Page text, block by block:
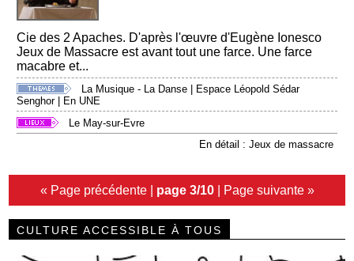
Cie des 2 Apaches. D'après l'œuvre d'Eugène Ionesco
Jeux de Massacre est avant tout une farce. Une farce
macabre et...
La Musique - La Danse
Espace Léopold Sédar
Senghor|
En UNE
Le May-sur-Evre
En détail : Jeux de massacre
« Page précédente| page 3/10| Page suivante »
CULTURE ACCESSIBLE À TOUS